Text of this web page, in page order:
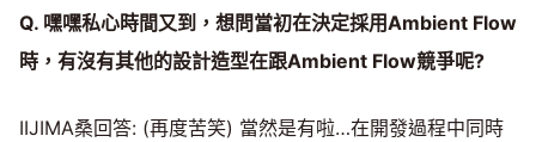
Q. 嘿嘿私心時間又到，想問當初在決定採用Ambient Flow
時，有沒有其他的設計造型在跟Ambient Flow競爭呢?
IIJIMA桑回答: (再度苦笑) 當然是有啦…在開發過程中同時